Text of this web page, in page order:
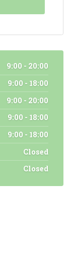
9:00 - 20:00
9:00 - 18:00
9:00 - 20:00
9:00 - 18:00
9:00 - 18:00
Closed
Closed